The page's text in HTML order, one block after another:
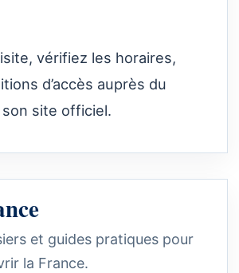
vérifiez les horaires,
d’accès auprès du
site officiel.
et guides pratiques pour
la France.